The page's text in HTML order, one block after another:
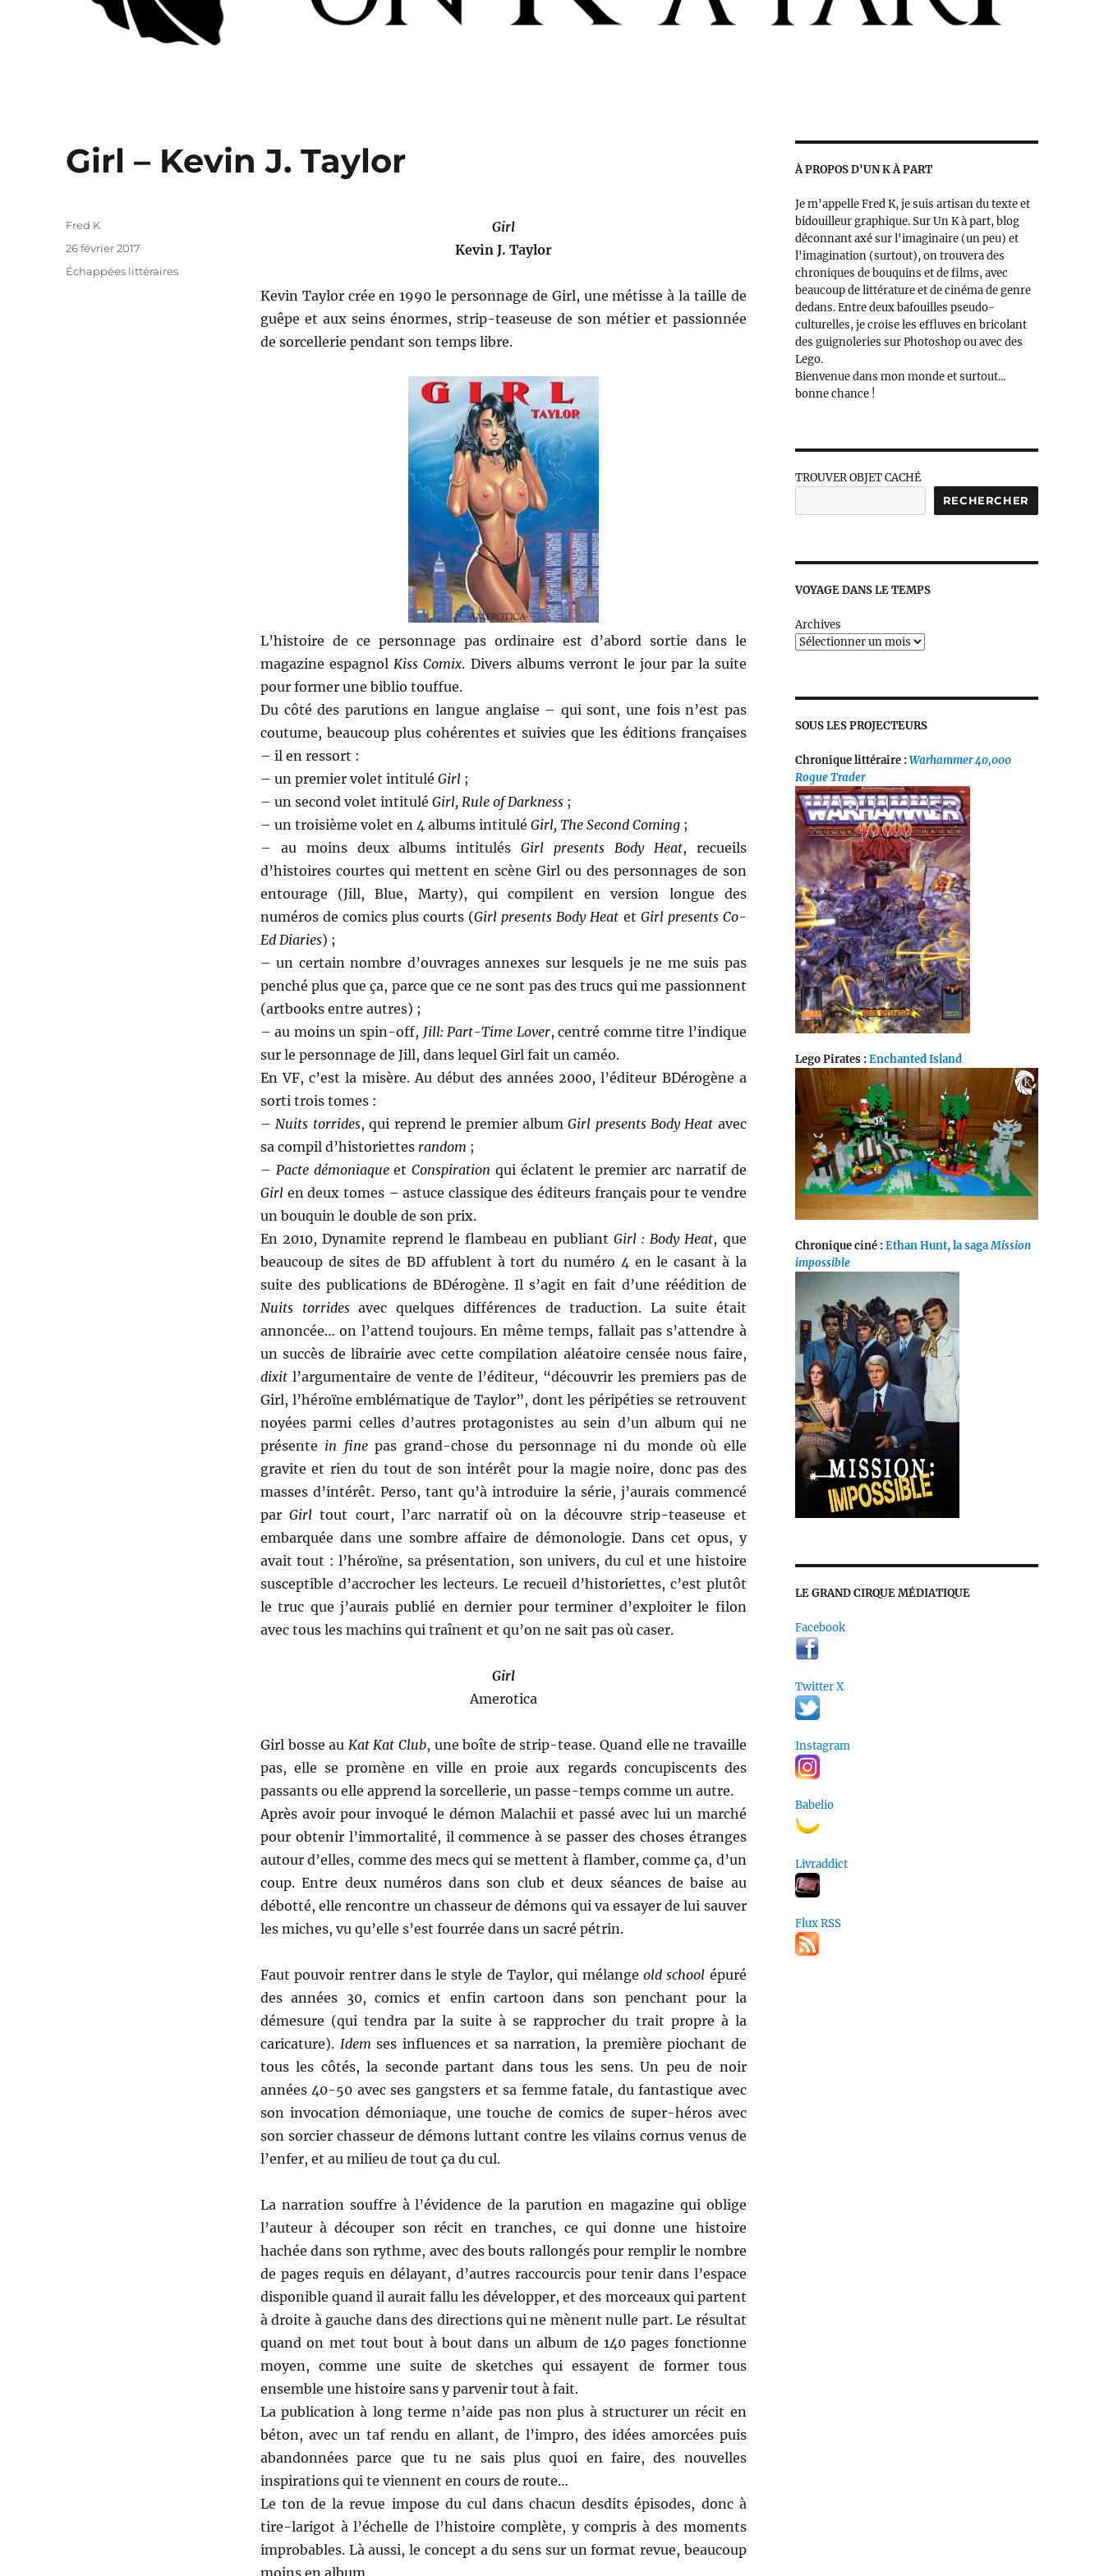
Girl – Kevin J. Taylor
Girl
Kevin J. Taylor
Kevin Taylor crée en 1990 le personnage de Girl, une métisse à la taille de
guêpe et aux seins énormes, strip-teaseuse de son métier et passionnée
de sorcellerie pendant son temps libre.
L’histoire de ce personnage pas ordinaire est d’abord sortie dans le
magazine espagnolKiss Comix. Divers albums verront le jour par la suite
pour former une biblio touffue.
Du côté des parutions en langue anglaise – qui sont, une fois n’est pas
coutume, beaucoup plus cohérentes et suivies que les éditions françaises
– il en ressort :
– un premier volet intitulé Girl;
– un second volet intitulé Girl, Rule of Darkness;
– un troisième volet en 4 albums intitulé Girl, The Second Coming;
– au moins deux albums intitulésGirl presents Body Heat, recueils
d’histoires courtes qui mettent en scène Girl ou des personnages de son
entourage (Jill, Blue, Marty), qui compilent en version longue des
numéros de comics plus courts (Girl presents Body Heat et Girl presents Co-
Ed Diaries) ;
– un certain nombre d’ouvrages annexes sur lesquels je ne me suis pas
penché plus que ça, parce que ce ne sont pas des trucs qui me passionnent
(artbooks entre autres) ;
– au moins un spin-off, Jill: Part-Time Lover, centré comme titre l’indique
sur le personnage de Jill, dans lequel Girl fait un caméo.
En VF, c’est la misère. Au début des années 2000, l’éditeur BDérogène a
sorti trois tomes :
–Nuits torrides, qui reprend le premier albumGirl presents Body Heat avec
sa compil d’historiettes random ;
– Pacte démoniaqueetConspiration qui éclatent le premier arc narratif de
Girlen deux tomes – astuce classique des éditeurs français pour te vendre
un bouquin le double de son prix.
En 2010, Dynamite reprend le flambeau en publiant Girl : Body Heat, que
beaucoup de sites de BD affublent à tort du numéro 4 en le casant à la
suite des publications de BDérogène. Il s’agit en fait d’une réédition de
Nuits torridesavec quelques différences de traduction. La suite était
annoncée… on l’attend toujours. En même temps, fallait pas s’attendre à
un succès de librairie avec cette compilation aléatoire censée nous faire,
dixitl’argumentaire de vente de l’éditeur, “découvrir les premiers pas de
Girl, l’héroïne emblématique de Taylor”, dont les péripéties se retrouvent
noyées parmi celles d’autres protagonistes au sein d’un album qui ne
présente in finepas grand-chose du personnage ni du monde où elle
gravite et rien du tout de son intérêt pour la magie noire, donc pas des
masses d’intérêt. Perso, tant qu’à introduire la série, j’aurais commencé
parGirl tout court, l’arc narratif où on la découvre strip-teaseuse et
embarquée dans une sombre affaire de démonologie. Dans cet opus, y
avait tout : l’héroïne, sa présentation, son univers, du cul et une histoire
susceptible d’accrocher les lecteurs. Le recueil d’historiettes, c’est plutôt
le truc que j’aurais publié en dernier pour terminer d’exploiter le filon
avec tous les machins qui traînent et qu’on ne sait pas où caser.
Girl
Amerotica
Girl bosse au Kat Kat Club, une boîte de strip-tease. Quand elle ne travaille
pas, elle se promène en ville en proie aux regards concupiscents des
passants ou elle apprend la sorcellerie, un passe-temps comme un autre.
Après avoir pour invoqué le démon Malachii et passé avec lui un marché
pour obtenir l’immortalité, il commence à se passer des choses étranges
autour d’elles, comme des mecs qui se mettent à flamber, comme ça, d’un
coup. Entre deux numéros dans son club et deux séances de baise au
débotté, elle rencontre un chasseur de démons qui va essayer de lui sauver
les miches, vu qu’elle s’est fourrée dans un sacré pétrin.
Faut pouvoir rentrer dans le style de Taylor, qui mélangeold school épuré
des années 30, comics et enfin cartoon dans son penchant pour la
démesure (qui tendra par la suite à se rapprocher du trait propre à la
caricature). Idem ses influences et sa narration, la première piochant de
tous les côtés, la seconde partant dans tous les sens. Un peu de noir
années 40-50 avec ses gangsters et sa femme fatale, du fantastique avec
son invocation démoniaque, une touche de comics de super-héros avec
son sorcier chasseur de démons luttant contre les vilains cornus venus de
l’enfer, et au milieu de tout ça du cul.
La narration souffre à l’évidence de la parution en magazine qui oblige
l’auteur à découper son récit en tranches, ce qui donne une histoire
hachée dans son rythme, avec des bouts rallongés pour remplir le nombre
de pages requis en délayant, d’autres raccourcis pour tenir dans l’espace
disponible quand il aurait fallu les développer, et des morceaux qui partent
à droite à gauche dans des directions qui ne mènent nulle part. Le résultat
quand on met tout bout à bout dans un album de 140 pages fonctionne
moyen, comme une suite de sketches qui essayent de former tous
ensemble une histoire sans y parvenir tout à fait.
La publication à long terme n’aide pas non plus à structurer un récit en
béton, avec un taf rendu en allant, de l’impro, des idées amorcées puis
abandonnées parce que tu ne sais plus quoi en faire, des nouvelles
inspirations qui te viennent en cours de route…
Le ton de la revue impose du cul dans chacun desdits épisodes, donc à
tire-larigot à l’échelle de l’histoire complète, y compris à des moments
improbables. Là aussi, le concept a du sens sur un format revue, beaucoup
Auteur
Fred K
Publié
le
26 février 2017
Catégories
Échappées littéraires
À PROPOS D'UN K À PART
Je m'appelle Fred K, je suis artisan du texte et
bidouilleur graphique. Sur Un K à part, blog
déconnant axé sur l'imaginaire (un peu) et
l'imagination (surtout), on trouvera des
chroniques de bouquins et de films, avec
beaucoup de littérature et de cinéma de genre
dedans. Entre deux bafouilles pseudo-
culturelles, je croise les effluves en bricolant
des guignoleries sur Photoshop ou avec des
Lego.
Bienvenue dans mon monde et surtout...
bonne chance !
TROUVER OBJET CACHÉ
RECHERCHER
VOYAGE DANS LE TEMPS
Archives
SOUS LES PROJECTEURS
Chronique littéraire :Warhammer 40,000
Rogue Trader
Lego Pirates :Enchanted Island
Chronique ciné :Ethan Hunt, la sagaMission
impossible
LE GRAND CIRQUE MÉDIATIQUE
Facebook
Twitter X
Instagram
Babelio
Livraddict
Flux RSS